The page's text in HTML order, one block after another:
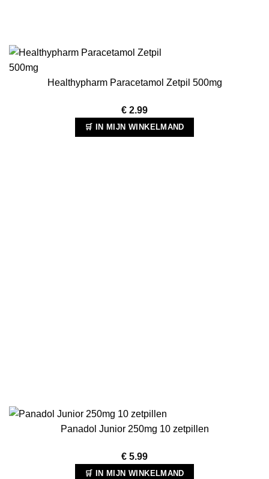
Healthypharm Paracetamol Zetpil 500mg
€ 2.99
🛒 IN MIJN WINKELMAND
Panadol Junior 250mg 10 zetpillen
€ 5.99
🛒 IN MIJN WINKELMAND